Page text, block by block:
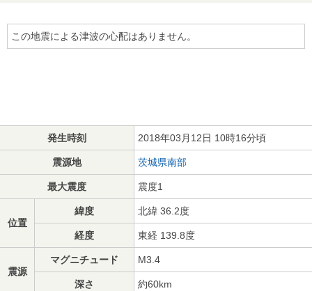
この地震による津波の心配はありません。
発生時刻 2018年03月12日 10時16分頃
震源地 茨城県南部
最大震度 震度1
位置
緯度 北緯 36.2度
経度 東経 139.8度
震源
マグニチュード M3.4
深さ 約60km